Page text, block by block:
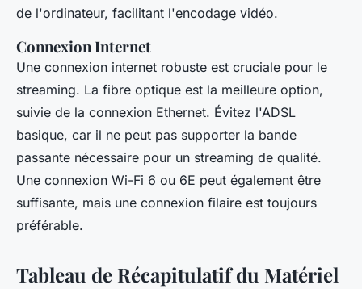
de l'ordinateur, facilitant l'encodage vidéo.
Connexion Internet
Une connexion internet robuste est cruciale pour le
streaming. La fibre optique est la meilleure option,
suivie de la connexion Ethernet. Évitez l'ADSL
basique, car il ne peut pas supporter la bande
passante nécessaire pour un streaming de qualité.
Une connexion Wi-Fi 6 ou 6E peut également être
suffisante, mais une connexion filaire est toujours
préférable.
Tableau de Récapitulatif du Matériel